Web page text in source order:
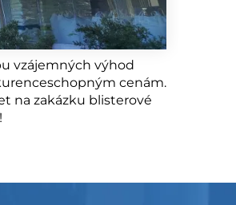
vzájemných výhod
cenám.
na zakázku blisterové